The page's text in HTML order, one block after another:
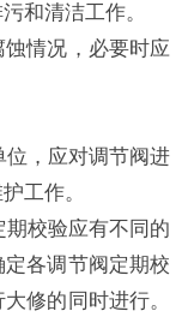
和清洁工作。
情况，必要时应
，应对调节阀进
工作。
校验应有不同的
各调节阀定期校
修的同时进行。